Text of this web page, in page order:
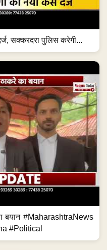
सक्करदरा पुलिस करेगी...
बयान #MaharashtraNews
#Political